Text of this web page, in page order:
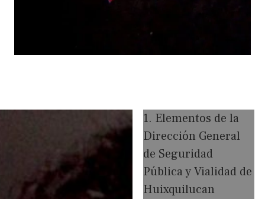
1. Elementos de la
Dirección General
de Seguridad
Pública y Vialidad de
Huixquilucan